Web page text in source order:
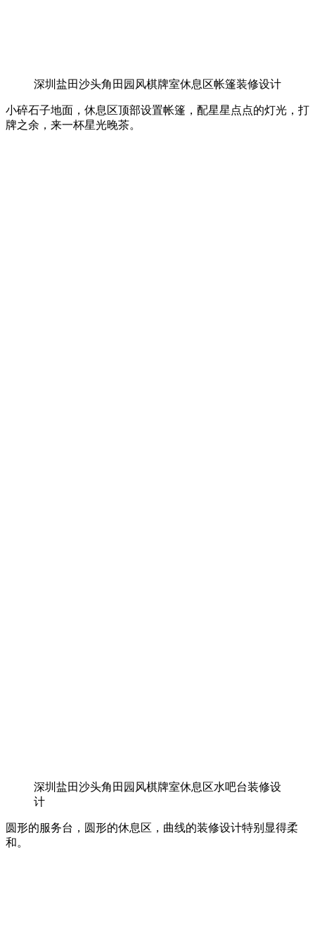
深圳盐田沙头角田园风棋牌室休息区帐篷装修设计
小碎石子地面，休息区顶部设置帐篷，配星星点点的灯光，打
牌之余，来一杯星光晚茶。
深圳盐田沙头角田园风棋牌室休息区水吧台装修设
计
圆形的服务台，圆形的休息区，曲线的装修设计特别显得柔
和。